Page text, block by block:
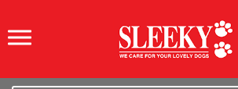
SLEEKY